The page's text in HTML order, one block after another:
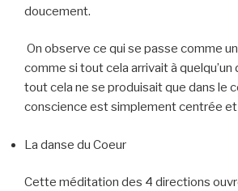
doucement.
On observe ce qui se passe comme
comme si tout cela arrivait à quelqu’un
tout cela ne se produisait que dans le
conscience est simplement centrée
La danse du Coeur
Cette méditation des 4 directions